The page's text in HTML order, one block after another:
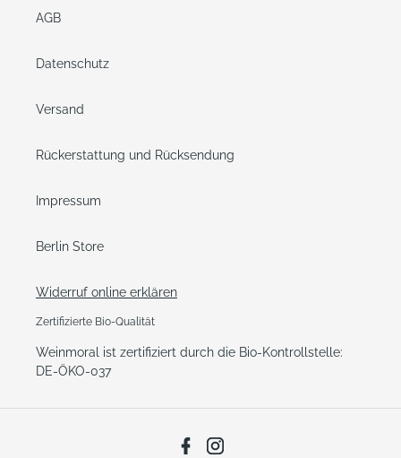
AGB
Datenschutz
Versand
Rückerstattung und Rücksendung
Impressum
Berlin Store
Widerruf online erklären
Zertifizierte Bio-Qualität
Weinmoral ist zertifiziert durch die Bio-Kontrollstelle:
DE-ÖKO-037
Facebook